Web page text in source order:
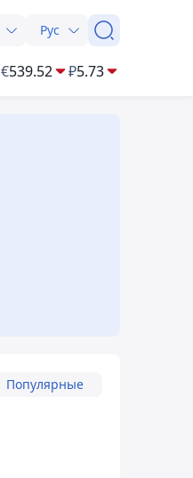
Рус
€539.52 ₽5.73
Популярные